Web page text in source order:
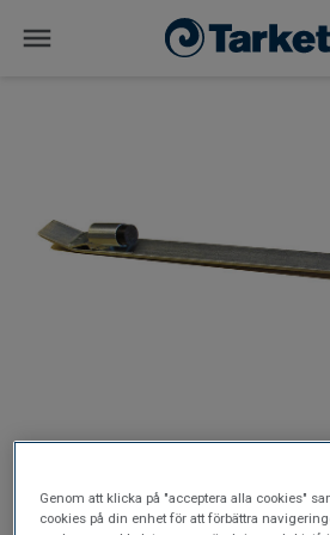
Genom att klicka på "acceptera alla cookies"
cookies på din enhet för att förbättra